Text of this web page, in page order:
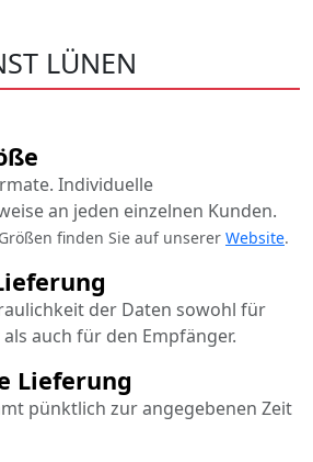
LÜNEN
Lieferung
pünktlich zur angegebenen Zeit
der Daten sowohl für
auch für den Empfänger.
Individuelle
an jeden einzelnen Kunden.
finden Sie auf unserer Website.